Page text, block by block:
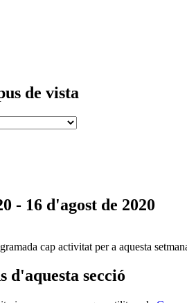
de vista
- 16 d'agost de 2020
cap activitat per a aquesta
d'aquesta secció